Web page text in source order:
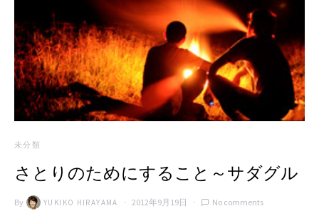
未分類
さとりのためにすること～サダグル
By YUKIKO HIRAYAMA 2012年9月19日 No comments